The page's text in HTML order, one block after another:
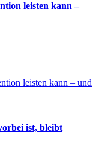
leisten kann –
ist, bleibt